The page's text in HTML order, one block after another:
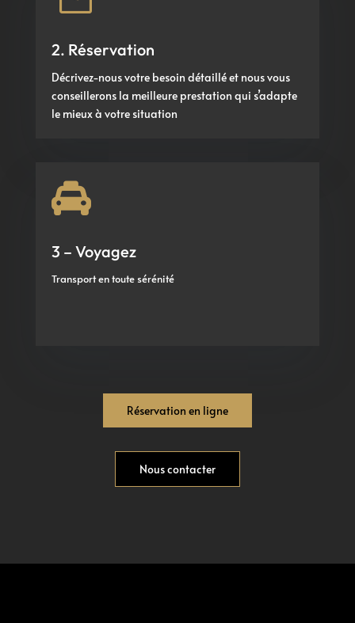
2. Réservation
Décrivez-nous votre besoin détaillé et nous vous
conseillerons la meilleure prestation qui s’adapte
le mieux à votre situation

3 – Voyagez
Transport en toute sérénité
Réservation en ligne
Nous contacter